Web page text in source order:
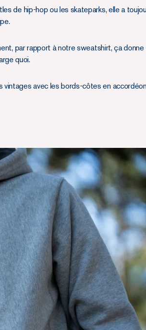
de hip-hop ou les skateparks, elle a
par rapport à notre sweatshirt, ça donne
quoi.
vintages avec les bords-côtes en